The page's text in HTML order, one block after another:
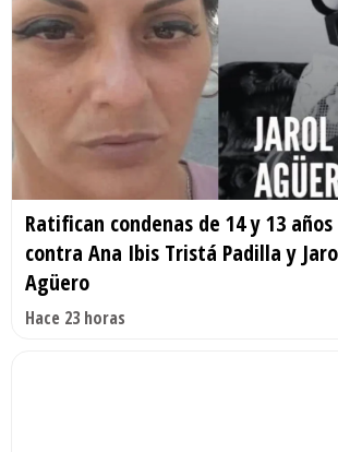
Ratifican condenas de 14 y 13
contra Ana Ibis Tristá Padilla y
Agüero
Hace 23 horas